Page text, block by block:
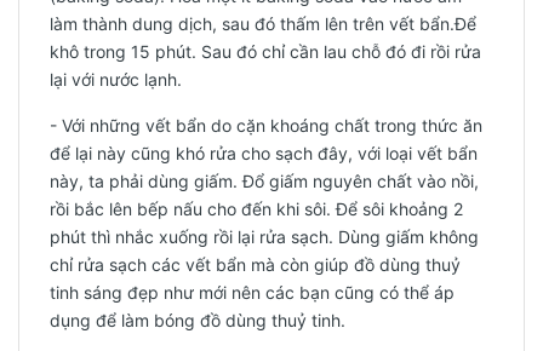
làm thành dung dịch, sau đó thấm lên trên vết bẩn.Để
khô trong 15 phút. Sau đó chỉ cần lau chỗ đó đi rồi rửa
lại với nước lạnh.
- Với những vết bẩn do cặn khoáng chất trong thức ăn
để lại này cũng khó rửa cho sạch đây, với loại vết bẩn
này, ta phải dùng giấm. Đổ giấm nguyên chất vào nồi,
rồi bắc lên bếp nấu cho đến khi sôi. Để sôi khoảng 2
phút thì nhắc xuống rồi lại rửa sạch. Dùng giấm không
chỉ rửa sạch các vết bẩn mà còn giúp đồ dùng thuỷ
tinh sáng đẹp như mới nên các bạn cũng có thể áp
dụng để làm bóng đồ dùng thuỷ tinh.